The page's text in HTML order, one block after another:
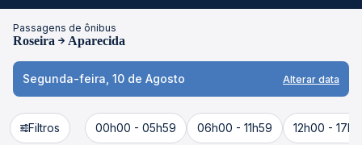
Passagens de ônibus
Roseira Aparecida
Segunda-feira, 10 de Agosto Alterar data
Filtros 00h00 - 05h59 06h00 - 11h59 12h00 -